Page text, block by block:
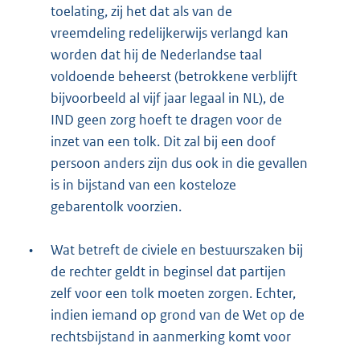
toelating, zij het dat als van de
vreemdeling redelijkerwijs verlangd kan
worden dat hij de Nederlandse taal
voldoende beheerst (betrokkene verblijft
bijvoorbeeld al vijf jaar legaal in NL), de
IND geen zorg hoeft te dragen voor de
inzet van een tolk. Dit zal bij een doof
persoon anders zijn dus ook in die gevallen
is in bijstand van een kosteloze
gebarentolk voorzien.
•
Wat betreft de civiele en bestuurszaken bij
de rechter geldt in beginsel dat partijen
zelf voor een tolk moeten zorgen. Echter,
indien iemand op grond van de Wet op de
rechtsbijstand in aanmerking komt voor